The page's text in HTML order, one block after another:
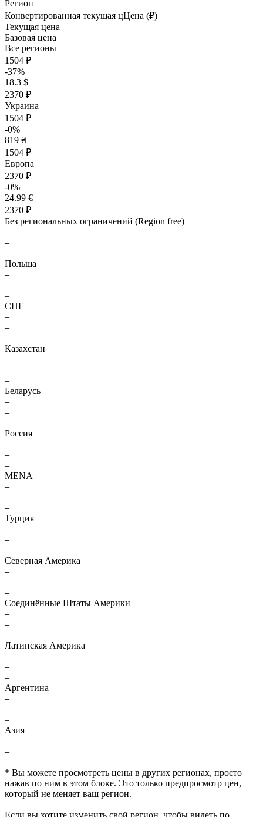
Регион
Конвертированная текущая цЦена (₽)
Текущая цена
Базовая цена
Все регионы
1504 ₽
-37%
18.3 $
2370 ₽
Украина
1504 ₽
-0%
819 ₴
1504 ₽
Европа
2370 ₽
-0%
24.99 €
2370 ₽
Без региональных ограничений (Region free)
–
–
–
Польша
–
–
–
СНГ
–
–
–
Казахстан
–
–
–
Беларусь
–
–
–
Россия
–
–
–
MENA
–
–
–
Турция
–
–
–
Северная Америка
–
–
–
Соединённые Штаты Америки
–
–
–
Латинская Америка
–
–
–
Аргентина
–
–
–
Азия
–
–
–
* Вы можете просмотреть цены в других регионах, просто
нажав по ним в этом блоке. Это только предпросмотр цен,
который не меняет ваш регион.
Если вы хотите изменить свой регион, чтобы видеть по